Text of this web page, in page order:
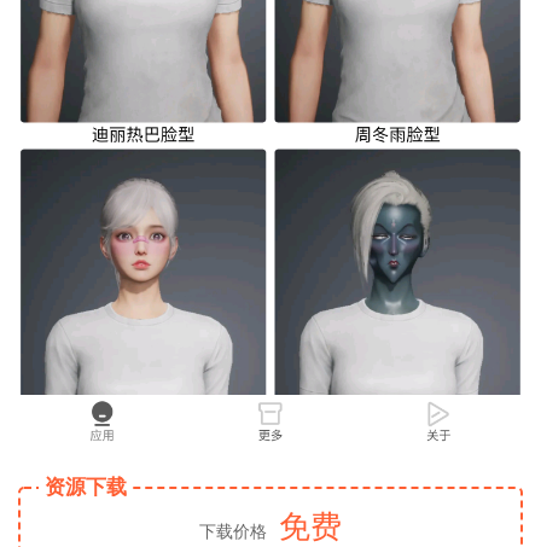
资源下载
下载价格 免费